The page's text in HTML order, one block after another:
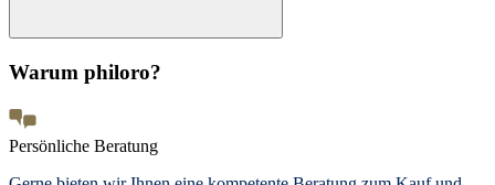
Warum philoro?
Persönliche Beratung